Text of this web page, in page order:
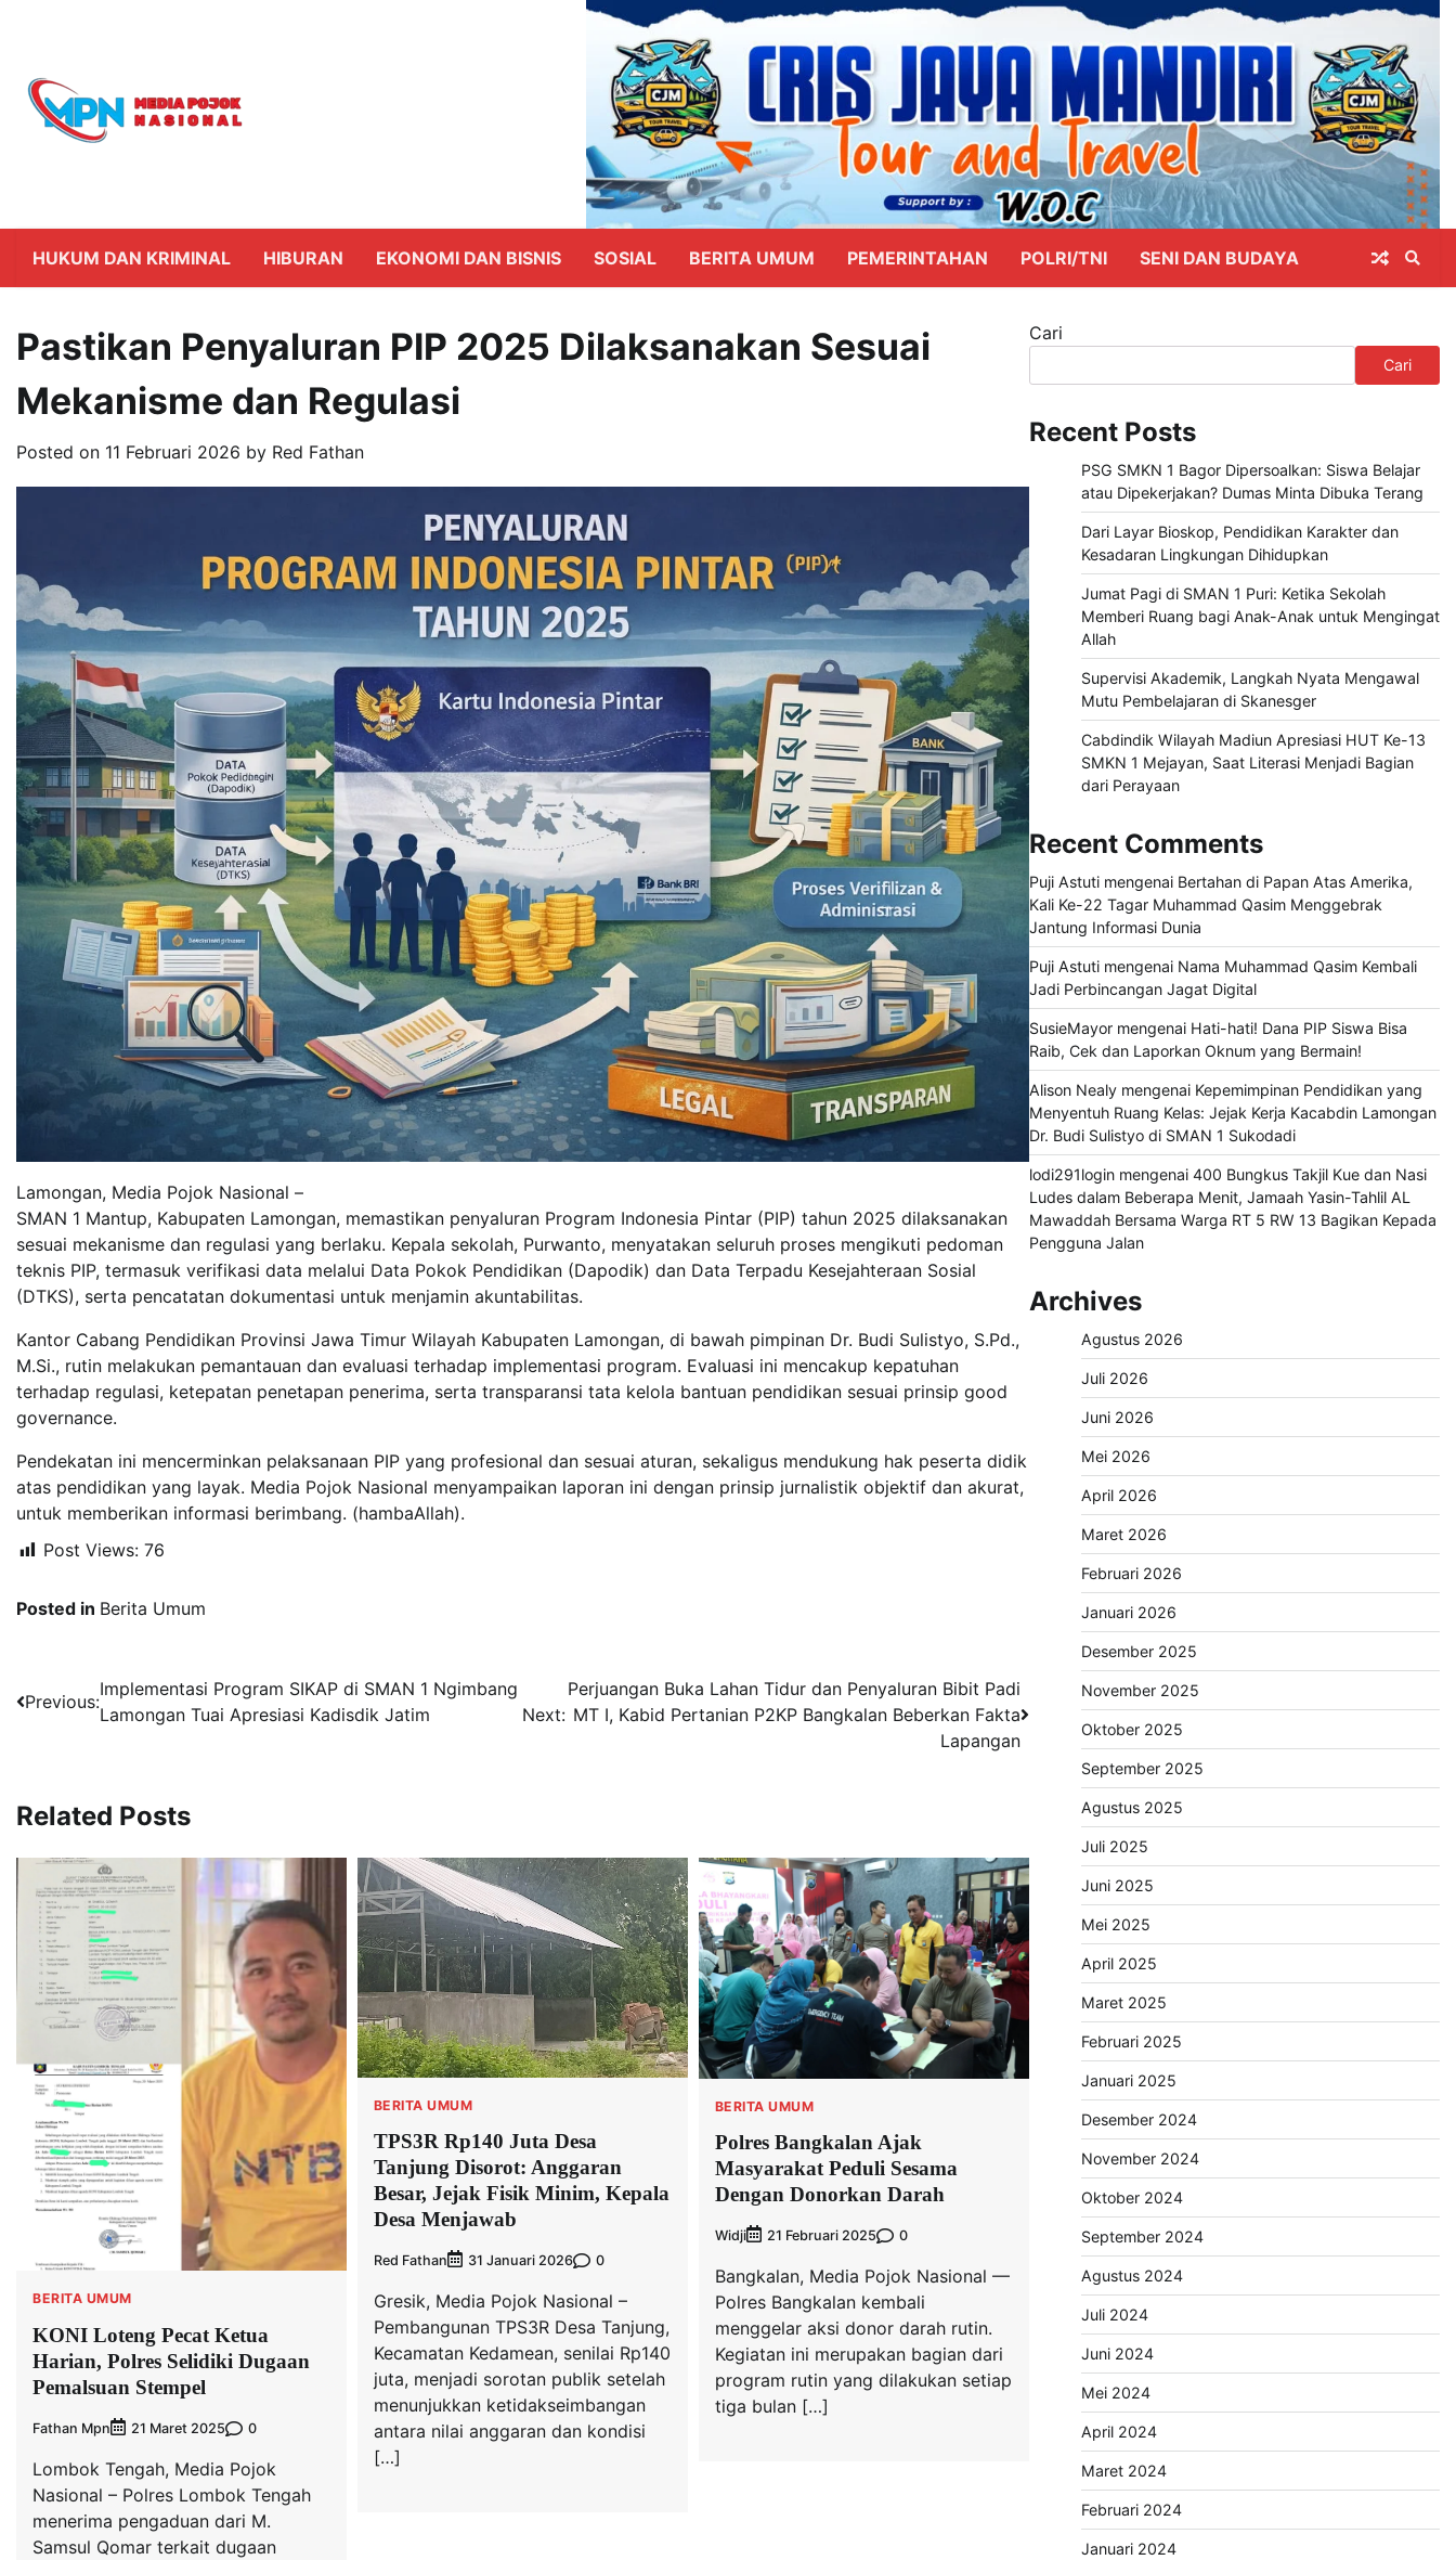
HUKUM DAN KRIMINAL HIBURAN EKONOMI DAN BISNIS SOSIAL BERITA UMUM PEMERINTAHAN POLRI/TNI SENI DAN BUDAYA
Pastikan Penyaluran PIP 2025 Dilaksanakan Sesuai
Mekanisme dan Regulasi
Posted on 11 Februari 2026 by Red Fathan
Lamongan, Media Pojok Nasional –
SMAN 1 Mantup, Kabupaten Lamongan, memastikan penyaluran Program Indonesia Pintar (PIP) tahun 2025 dilaksanakan
sesuai mekanisme dan regulasi yang berlaku. Kepala sekolah, Purwanto, menyatakan seluruh proses mengikuti pedoman
teknis PIP, termasuk verifikasi data melalui Data Pokok Pendidikan (Dapodik) dan Data Terpadu Kesejahteraan Sosial
(DTKS), serta pencatatan dokumentasi untuk menjamin akuntabilitas.
Kantor Cabang Pendidikan Provinsi Jawa Timur Wilayah Kabupaten Lamongan, di bawah pimpinan Dr. Budi Sulistyo, S.Pd.,
M.Si., rutin melakukan pemantauan dan evaluasi terhadap implementasi program. Evaluasi ini mencakup kepatuhan
terhadap regulasi, ketepatan penetapan penerima, serta transparansi tata kelola bantuan pendidikan sesuai prinsip good
governance.
Pendekatan ini mencerminkan pelaksanaan PIP yang profesional dan sesuai aturan, sekaligus mendukung hak peserta didik
atas pendidikan yang layak. Media Pojok Nasional menyampaikan laporan ini dengan prinsip jurnalistik objektif dan akurat,
untuk memberikan informasi berimbang. (hambaAllah).
Post Views: 76
Posted in Berita Umum
Navigasi
Previous:
Implementasi Program SIKAP di SMAN 1 Ngimbang
Lamongan Tuai Apresiasi Kadisdik Jatim
Next:
Perjuangan Buka Lahan Tidur dan Penyaluran Bibit Padi
MT I, Kabid Pertanian P2KP Bangkalan Beberkan Fakta
Lapangan
Related Posts
BERITA UMUM
KONI Loteng Pecat Ketua
Harian, Polres Selidiki Dugaan
Pemalsuan Stempel
Fathan Mpn 21 Maret 2025 0
Lombok Tengah, Media Pojok
Nasional – Polres Lombok Tengah
menerima pengaduan dari M.
Samsul Qomar terkait dugaan
BERITA UMUM
TPS3R Rp140 Juta Desa
Tanjung Disorot: Anggaran
Besar, Jejak Fisik Minim, Kepala
Desa Menjawab
Red Fathan 31 Januari 2026 0
Gresik, Media Pojok Nasional –
Pembangunan TPS3R Desa Tanjung,
Kecamatan Kedamean, senilai Rp140
juta, menjadi sorotan publik setelah
menunjukkan ketidakseimbangan
antara nilai anggaran dan kondisi
[…]
BERITA UMUM
Polres Bangkalan Ajak
Masyarakat Peduli Sesama
Dengan Donorkan Darah
Widji 21 Februari 2025 0
Bangkalan, Media Pojok Nasional —
Polres Bangkalan kembali
menggelar aksi donor darah rutin.
Kegiatan ini merupakan bagian dari
program rutin yang dilakukan setiap
tiga bulan […]
Cari
Cari
Recent Posts
PSG SMKN 1 Bagor Dipersoalkan: Siswa Belajar
atau Dipekerjakan? Dumas Minta Dibuka Terang
Dari Layar Bioskop, Pendidikan Karakter dan
Kesadaran Lingkungan Dihidupkan
Jumat Pagi di SMAN 1 Puri: Ketika Sekolah
Memberi Ruang bagi Anak-Anak untuk Mengingat
Allah
Supervisi Akademik, Langkah Nyata Mengawal
Mutu Pembelajaran di Skanesger
Cabdindik Wilayah Madiun Apresiasi HUT Ke-13
SMKN 1 Mejayan, Saat Literasi Menjadi Bagian
dari Perayaan
Recent Comments
Puji Astutimengenai Bertahan di Papan Atas Amerika,
Kali Ke-22 Tagar Muhammad Qasim Menggebrak
Jantung Informasi Dunia
Puji Astutimengenai Nama Muhammad Qasim Kembali
Jadi Perbincangan Jagat Digital
SusieMayormengenai Hati-hati! Dana PIP Siswa Bisa
Raib, Cek dan Laporkan Oknum yang Bermain!
Alison Nealymengenai Kepemimpinan Pendidikan yang
Menyentuh Ruang Kelas: Jejak Kerja Kacabdin Lamongan
Dr. Budi Sulistyo di SMAN 1 Sukodadi
lodi291loginmengenai 400 Bungkus Takjil Kue dan Nasi
Ludes dalam Beberapa Menit, Jamaah Yasin-Tahlil AL
Mawaddah Bersama Warga RT 5 RW 13 Bagikan Kepada
Pengguna Jalan
Archives
Agustus 2026
Juli 2026
Juni 2026
Mei 2026
April 2026
Maret 2026
Februari 2026
Januari 2026
Desember 2025
November 2025
Oktober 2025
September 2025
Agustus 2025
Juli 2025
Juni 2025
Mei 2025
April 2025
Maret 2025
Februari 2025
Januari 2025
Desember 2024
November 2024
Oktober 2024
September 2024
Agustus 2024
Juli 2024
Juni 2024
Mei 2024
April 2024
Maret 2024
Februari 2024
Januari 2024